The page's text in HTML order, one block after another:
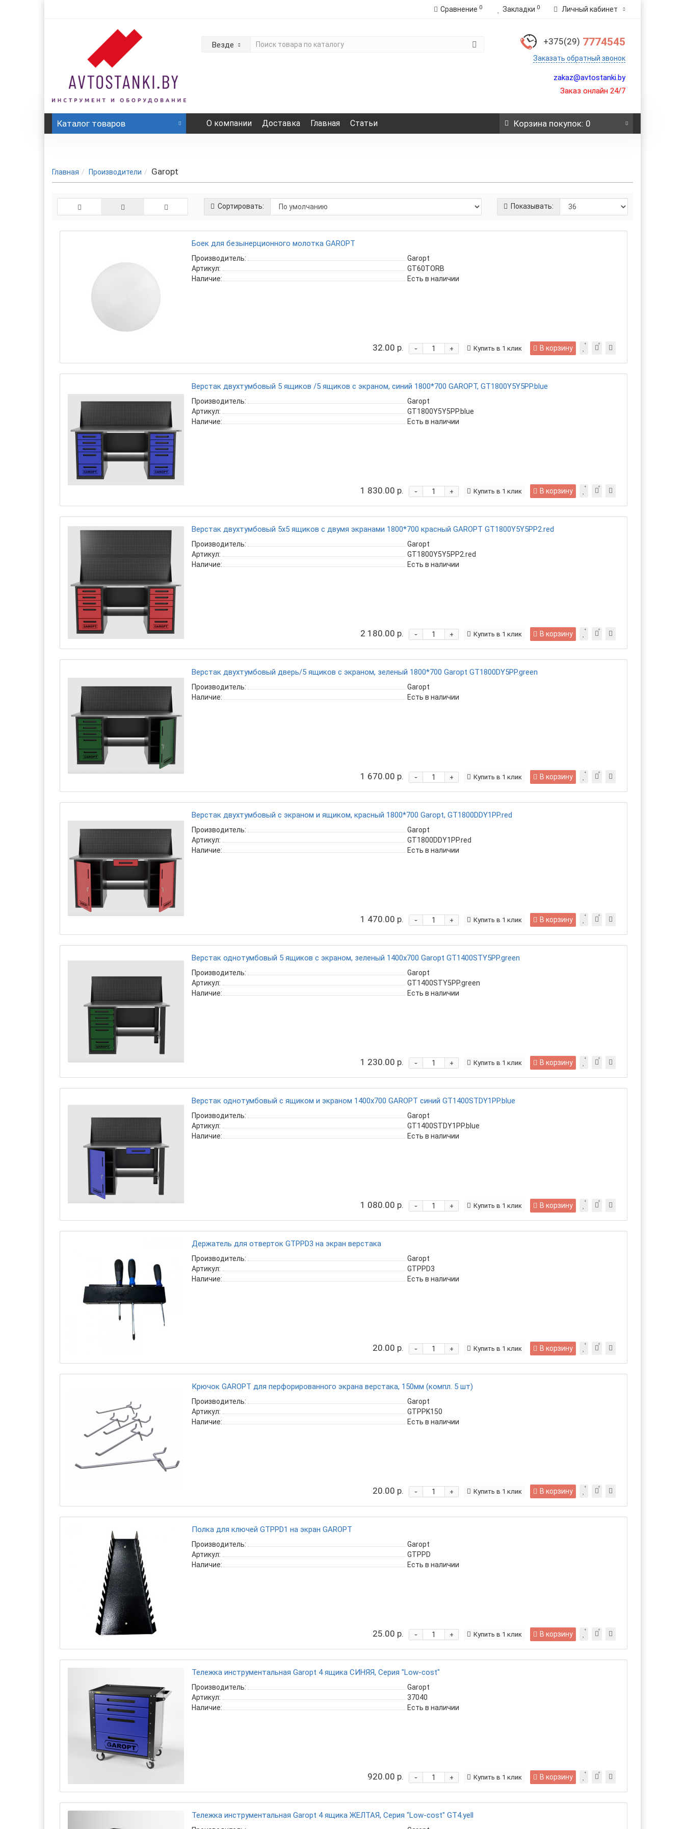
Сравнение 0 Закладки 0 Личный кабинет
Везде +375(29) 7774545
Заказать обратный звонок
zakaz@avtostanki.by
Заказ онлайн 24/7
Каталог товаров О компании Доставка Главная Статьи Корзинапокупок: 0
Главная Производители Garopt
Сортировать: Показывать:
Боек для безынерционного молотка GAROPT
Производитель:
Garopt
Артикул:
GT60TORB
Наличие:
Есть в наличии
32.00 р. +
- В корзину
Купить в 1 клик
Верстак двухтумбовый 5 ящиков /5 ящиков с экраном, синий 1800*700 GAROPT, GT1800Y5Y5PP.blue
Производитель:
Garopt
Артикул:
GT1800Y5Y5PP.blue
Наличие:
Есть в наличии
1 830.00 р. +
- В корзину
Купить в 1 клик
Верстак двухтумбовый 5х5 ящиков с двумя экранами 1800*700 красный GAROPT GT1800Y5Y5PP2.red
Производитель:
Garopt
Артикул:
GT1800Y5Y5PP2.red
Наличие:
Есть в наличии
2 180.00 р. +
- В корзину
Купить в 1 клик
Верстак двухтумбовый дверь/5 ящиков с экраном, зеленый 1800*700 Garopt GT1800DY5PP.green
Производитель:
Garopt
Наличие:
Есть в наличии
1 670.00 р. +
- В корзину
Купить в 1 клик
Верстак двухтумбовый с экраном и ящиком, красный 1800*700 Garopt, GT1800DDY1PP.red
Производитель:
Garopt
Артикул:
GT1800DDY1PP.red
Наличие:
Есть в наличии
1 470.00 р. +
- В корзину
Купить в 1 клик
Верстак однотумбовый 5 ящиков с экраном, зеленый 1400x700 Garopt GT1400STY5PP.green
Производитель:
Garopt
Артикул:
GT1400STY5PP.green
Наличие:
Есть в наличии
1 230.00 р. +
- В корзину
Купить в 1 клик
Верстак однотумбовый с ящиком и экраном 1400x700 GAROPT синий GT1400STDY1PP.blue
Производитель:
Garopt
Артикул:
GT1400STDY1PP.blue
Наличие:
Есть в наличии
1 080.00 р. +
- В корзину
Купить в 1 клик
Держатель для отверток GTPPD3 на экран верстака
Производитель:
Garopt
Артикул:
GTPPD3
Наличие:
Есть в наличии
20.00 р. +
- В корзину
Купить в 1 клик
Крючок GAROPT для перфорированного экрана верстака, 150мм (компл. 5 шт)
Производитель:
Garopt
Артикул:
GTPPK150
Наличие:
Есть в наличии
20.00 р. +
- В корзину
Купить в 1 клик
Полка для ключей GTPPD1 на экран GAROPT
Производитель:
Garopt
Артикул:
GTPPD
Наличие:
Есть в наличии
25.00 р. +
- В корзину
Купить в 1 клик
Тележка инструментальная Garopt 4 ящика CИНЯЯ, Серия "Low-cost"
Производитель:
Garopt
Артикул:
37040
Наличие:
Есть в наличии
920.00 р. +
- В корзину
Купить в 1 клик
Тележка инструментальная Garopt 4 ящика ЖЕЛТАЯ, Серия "Low-cost" GT4.yell